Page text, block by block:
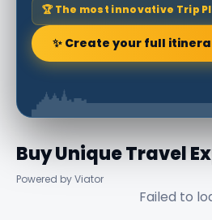
🏆 The most innovative Trip
✨ Create your full
Buy Unique Travel
Powered by Viator
Failed to